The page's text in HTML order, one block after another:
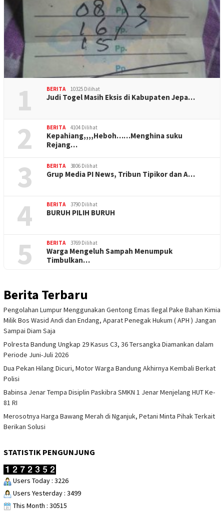
1 BERITA 10325 Dilihat
Judi Togel Masih Eksis di Kabupaten Jepa…
2 BERITA 4104 Dilihat
Kepahiang,,,,Heboh……Menghina suku
Rejang…
3 BERITA 3806 Dilihat
Grup Media PI News, Tribun Tipikor dan A…
4 BERITA 3790 Dilihat
BURUH PILIH BURUH
5 BERITA 3769 Dilihat
Warga Mengeluh Sampah Menumpuk
Timbulkan…
Berita Terbaru
Pengolahan Lumpur Menggunakan Gentong Emas Ilegal Pake Bahan Kimia
Milik Bos Wasid Andi dan Endang, Aparat Penegak Hukum ( APH ) Jangan
Sampai Diam Saja
Polresta Bandung Ungkap 29 Kasus C3, 36 Tersangka Diamankan dalam
Periode Juni-Juli 2026
Dua Pekan Hilang Dicuri, Motor Warga Bandung Akhirnya Kembali Berkat
Polisi
Babinsa Jenar Tempa Disiplin Paskibra SMKN 1 Jenar Menjelang HUT Ke-
81 RI
Merosotnya Harga Bawang Merah di Nganjuk, Petani Minta Pihak Terkait
Berikan Solusi
STATISTIK PENGUNJUNG
Users Today : 3226
Users Yesterday : 3499
This Month : 30515